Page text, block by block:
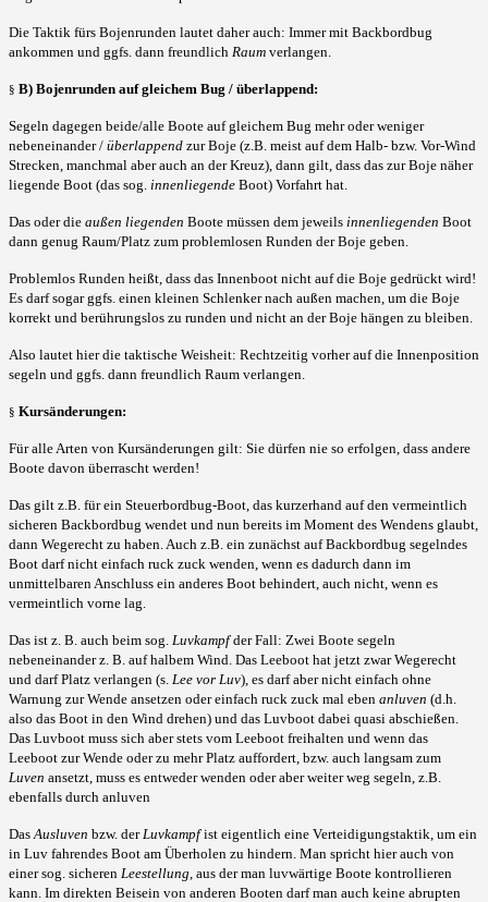
Die Taktik fürs Bojenrunden lautet daher auch: Immer mit Backbordbug
ankommen und ggfs. dann freundlich Raum verlangen.
§ B) Bojenrunden auf gleichem Bug / überlappend:
Segeln dagegen beide/alle Boote auf gleichem Bug mehr oder weniger
nebeneinander / überlappend zur Boje (z.B. meist auf dem Halb- bzw. Vor-Wind
Strecken, manchmal aber auch an der Kreuz), dann gilt, dass das zur Boje näher
liegende Boot (das sog. innenliegende Boot) Vorfahrt hat.
Das oder die außen liegenden Boote müssen dem jeweils innenliegenden Boot
dann genug Raum/Platz zum problemlosen Runden der Boje geben.
Problemlos Runden heißt, dass das Innenboot nicht auf die Boje gedrückt wird!
Es darf sogar ggfs. einen kleinen Schlenker nach außen machen, um die Boje
korrekt und berührungslos zu runden und nicht an der Boje hängen zu bleiben.
Also lautet hier die taktische Weisheit: Rechtzeitig vorher auf die Innenposition
segeln und ggfs. dann freundlich Raum verlangen.
§ Kursänderungen:
Für alle Arten von Kursänderungen gilt: Sie dürfen nie so erfolgen, dass andere
Boote davon überrascht werden!
Das gilt z.B. für ein Steuerbordbug-Boot, das kurzerhand auf den vermeintlich
sicheren Backbordbug wendet und nun bereits im Moment des Wendens glaubt,
dann Wegerecht zu haben. Auch z.B. ein zunächst auf Backbordbug segelndes
Boot darf nicht einfach ruck zuck wenden, wenn es dadurch dann im
unmittelbaren Anschluss ein anderes Boot behindert, auch nicht, wenn es
vermeintlich vorne lag.
Das ist z. B. auch beim sog. Luvkampfder Fall: Zwei Boote segeln
nebeneinander z. B. auf halbem Wind. Das Leeboot hat jetzt zwar Wegerecht
und darf Platz verlangen (s. Lee vor Luv), es darf aber nicht einfach ohne
Warnung zur Wende ansetzen oder einfach ruck zuck mal eben anluven (d.h.
also das Boot in den Wind drehen) und das Luvboot dabei quasi abschießen.
Das Luvboot muss sich aber stets vom Leeboot freihalten und wenn das
Leeboot zur Wende oder zu mehr Platz auffordert, bzw. auch langsam zum
Luven ansetzt, muss es entweder wenden oder aber weiter weg segeln, z.B.
ebenfalls durch anluven
Das Ausluven bzw. der Luvkampfist eigentlich eine Verteidigungstaktik, um ein
in Luv fahrendes Boot am Überholen zu hindern. Man spricht hier auch von
einer sog. sicheren Leestellung , aus der man luvwärtige Boote kontrollieren
kann. Im direkten Beisein von anderen Booten darf man auch keine abrupten